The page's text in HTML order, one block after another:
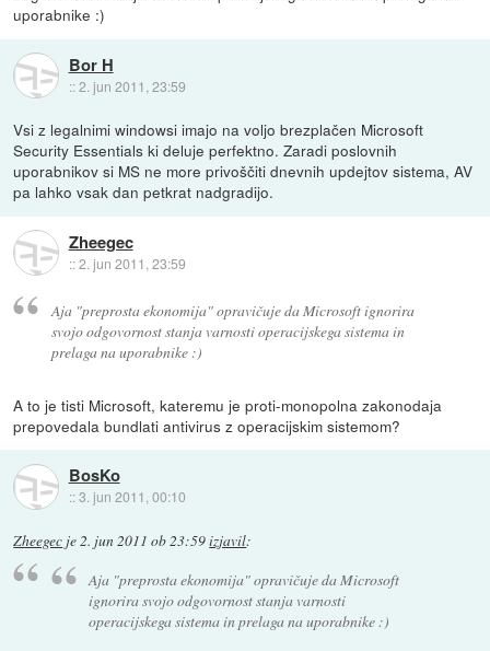
uporabnike :)
Bor H
::2. jun 2011, 23:59
Vsi z legalnimi windowsi imajo na voljo brezplačen Microsoft
Security Essentials ki deluje perfektno. Zaradi poslovnih
uporabnikov si MS ne more privoščiti dnevnih updejtov sistema, AV
pa lahko vsak dan petkrat nadgradijo.
Zheegec
::2. jun 2011, 23:59
Aja "preprosta ekonomija" opravičuje da Microsoft ignorira
svojo odgovornost stanja varnosti operacijskega sistema in
prelaga na uporabnike :)
A to je tisti Microsoft, kateremu je proti-monopolna zakonodaja
prepovedala bundlati antivirus z operacijskim sistemom?
BosKo
::3. jun 2011, 00:10
Zheegec je2. jun 2011 ob 23:59izjavil:
Aja "preprosta ekonomija" opravičuje da Microsoft
ignorira svojo odgovornost stanja varnosti
operacijskega sistema in prelaga na uporabnike :)